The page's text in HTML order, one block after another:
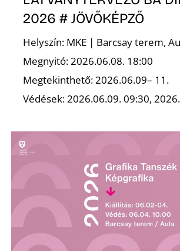
2026 # JÖVŐKÉPZŐ
Helyszín: MKE | Barcsay terem,
Megnyitó: 2026.06.08. 18:00
Megtekinthető: 2026.06.09– 11.
Védések: 2026.06.09. 09:30,